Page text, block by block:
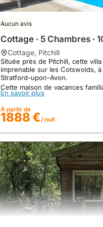
9.0 37 avis
The Old Cider Press
maison ,Broadway
À Broadway, cette maison de
kilomètres du Kingsholm
Hall.
Cette location de villa de 105
personnes dans 2 chambres et
jardin.
En savoir plus
À partir de
260 €/ nuit
Aucun avis
Cottage ∙ 5 Chambres ∙
cottage, Pitchill
Située près de Pitchill, cette
imprenable sur les Cotswolds,
Stratford-upon-Avon.
Cette maison de vacances
de 2 hectares avec piscine
aire de jeux, pouvant accueillir
En savoir plus
À partir de
1888 €/ nuit